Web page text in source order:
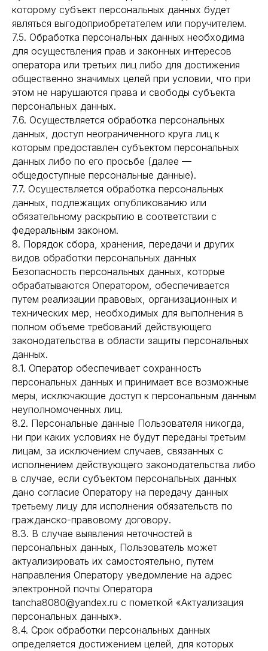
которому субъект персональных данных будет
являться выгодоприобретателем или поручителем.
7.5. Обработка персональных данных необходима
для осуществления прав и законных интересов
оператора или третьих лиц либо для достижения
общественно значимых целей при условии, что при
этом не нарушаются права и свободы субъекта
персональных данных.
7.6. Осуществляется обработка персональных
данных, доступ неограниченного круга лиц к
которым предоставлен субъектом персональных
данных либо по его просьбе (далее —
общедоступные персональные данные).
7.7. Осуществляется обработка персональных
данных, подлежащих опубликованию или
обязательному раскрытию в соответствии с
федеральным законом.
8. Порядок сбора, хранения, передачи и других
видов обработки персональных данных
Безопасность персональных данных, которые
обрабатываются Оператором, обеспечивается
путем реализации правовых, организационных и
технических мер, необходимых для выполнения в
полном объеме требований действующего
законодательства в области защиты персональных
данных.
8.1. Оператор обеспечивает сохранность
персональных данных и принимает все возможные
меры, исключающие доступ к персональным данным
неуполномоченных лиц.
8.2. Персональные данные Пользователя никогда,
ни при каких условиях не будут переданы третьим
лицам, за исключением случаев, связанных с
исполнением действующего законодательства либо
в случае, если субъектом персональных данных
дано согласие Оператору на передачу данных
третьему лицу для исполнения обязательств по
гражданско-правовому договору.
8.3. В случае выявления неточностей в
персональных данных, Пользователь может
актуализировать их самостоятельно, путем
направления Оператору уведомление на адрес
электронной почты Оператора
tancha8080@yandex.ru с пометкой «Актуализация
персональных данных».
8.4. Срок обработки персональных данных
определяется достижением целей, для которых